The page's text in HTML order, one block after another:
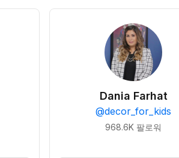
Dania Farhat
@decor_for_kids
968.6K 팔로워